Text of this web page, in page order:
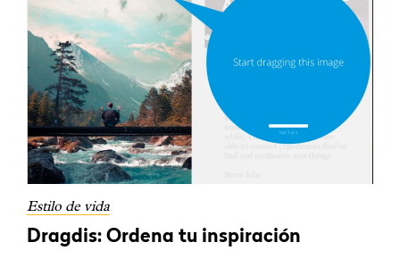
Estilo de vida
Dragdis: Ordena tu inspiración